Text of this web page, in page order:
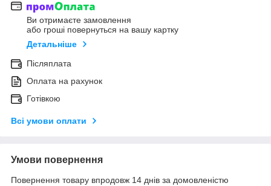
Ви отримаєте замовлення
або гроші повернуться на вашу картку
Детальніше
Післяплата
Оплата на рахунок
Готівкою
Всі умови оплати
Умови повернення
Повернення товару впродовж 14 днів за домовленістю